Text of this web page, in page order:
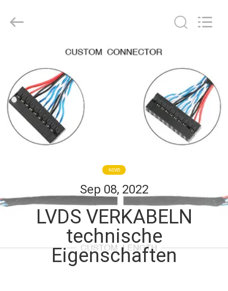
HAUSE
PRODUKTE
VIDEOS
WERKSBESICHTIGUNG
QUALITÄTSKONTROLLE
Ltd..
NEWS
Sep 08, 2022
LVDS VERKABELN
technische
Eigenschaften